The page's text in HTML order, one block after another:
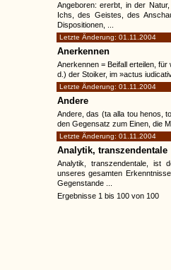
Angeboren: ererbt, in der
Ichs, des Geistes, des
Dispositionen, ...
Letzte Änderung: 01.11.2004
Anerkennen
Anerkennen = Beifall erteilen,
d.) der Stoiker, im »actus
Letzte Änderung: 01.11.2004
Andere
Andere, das (ta alla tou henos,
den Gegensatz zum Einen, die
Letzte Änderung: 01.11.2004
Analytik, transzendentale
Analytik, transzendentale, ist
unseres gesamten
Gegenstande ...
Ergebnisse 1 bis 100 von 100